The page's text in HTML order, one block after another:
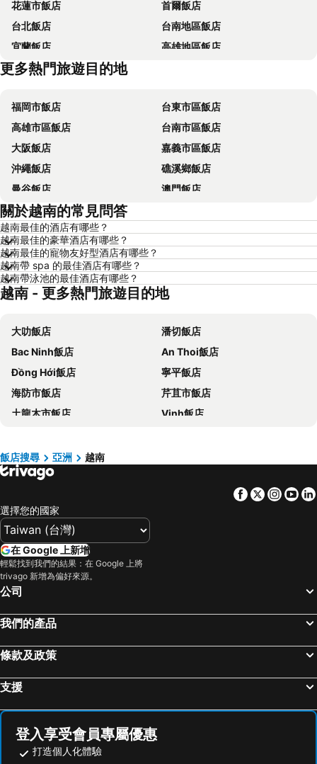
花蓮市飯店
首爾飯店
台北飯店
台南地區飯店
宜蘭飯店
高雄地區飯店
台東飯店
更多熱門旅遊目的地
福岡市飯店
台東市區飯店
高雄市區飯店
台南市區飯店
大阪飯店
嘉義市區飯店
沖繩飯店
礁溪鄉飯店
曼谷飯店
澳門飯店
香港飯店
羅東市飯店
板橋區飯店
名古屋飯店
京都飯店
北投飯店
西屯區飯店
花蓮飯店
桃園地區飯店
基隆飯店
新竹地區飯店
澎湖飯店
苗栗縣飯店
金門飯店
彰化地區飯店
雲林飯店
台灣飯店
近畿飯店
澳門飯店
京都府飯店
關於越南的常見問答
越南最佳的酒店有哪些？
越南最佳的豪華酒店有哪些？
越南最佳的寵物友好型酒店有哪些？
越南帶 spa 的最佳酒店有哪些？
越南帶泳池的最佳酒店有哪些？
越南 - 更多熱門旅遊目的地
大叻飯店
潘切飯店
Bac Ninh飯店
An Thoi飯店
Đồng Hới飯店
寧平飯店
海防市飯店
芹苴市飯店
土龍木市飯店
Vinh飯店
Lao Cai飯店
順化市飯店
Vinh Yen飯店
Cam Ranh飯店
Bien Hoa飯店
Ca Mau飯店
Bac Lieu飯店
海陽飯店
Cat Ba Town飯店
Ba Ria飯店
河仙飯店
Cao Lanh飯店
飯店搜尋 亞洲 越南
Facebook
Twitter
選擇您的國家
在 Google 上新增
輕鬆找到我們的結果：在 Google 上將
trivago 新增為偏好來源。
公司
我們的產品
條款及政策
支援
登入享受會員專屬優惠
打造個人化體驗